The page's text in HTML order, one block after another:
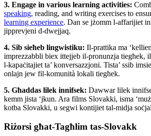
3. Engage in various learning activities:
speaking, reading, and writing exercises to
learning experience. Dan se jżomm l-affarijiet
jipprevjeni d-dwejjaq.
4. Sib sieħeb lingwistiku: Il-prattika ma
imprezzabbli biex ittejjeb il-pronunzja tiegħek,
l-kapaċitajiet ta’ konversazzjoni. Tista’ ssib
onlajn jew fil-komunità lokali tiegħek.
5. Għaddas lilek innifsek: Dawwar lilek
kemm jista ‘jkun. Ara films Slovakki, isma
kotba Slovakki, u segwi kontijiet tal-midja
Riżorsi għat-Tagħlim tas-Slovakk